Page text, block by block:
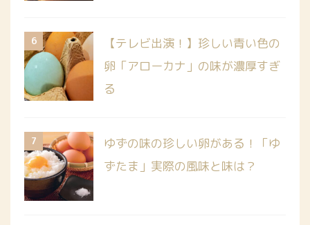
6
【テレビ出演！】珍しい青い色の
卵「アローカナ」の味が濃厚すぎ
る
7
ゆずの味の珍しい卵がある！「ゆ
ずたま」実際の風味と味は？